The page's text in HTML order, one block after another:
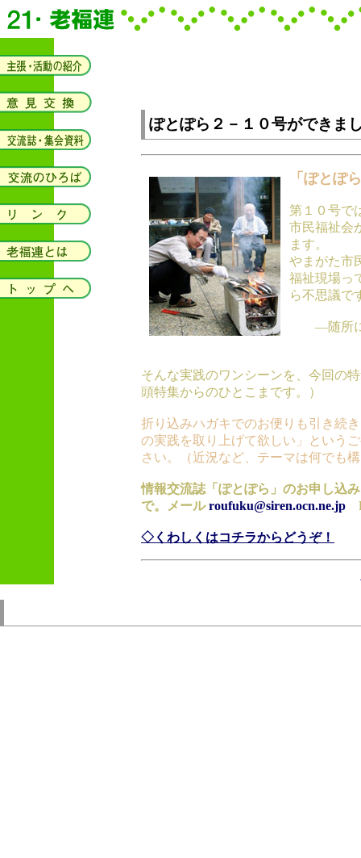
ぽとぽら２－１０号ができま
「ぽとぽ
第１０号で
市民福祉会
ます。
やまがた市
福祉現場っ
ら不思議で
―随所に
そんな実践のワンシーンを、今回の
頭特集からのひとこまです。）
折り込みハガキでのお便りも引き続
の実践を取り上げて欲しい」という
さい。（近況など、テーマは何でも
情報交流誌「ぽとぽら」のお申し込
で。メールroufuku@siren.ocn.ne.jp
◇くわしくはコチラからどうぞ！